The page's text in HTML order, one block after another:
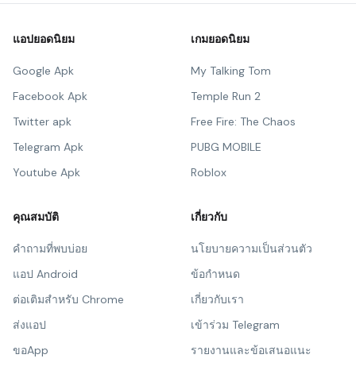
แอปยอดนิยม
Google Apk
Facebook Apk
Twitter apk
Telegram Apk
Youtube Apk
เกมยอดนิยม
My Talking Tom
Temple Run 2
Free Fire: The Chaos
PUBG MOBILE
Roblox
คุณสมบัติ
คำถามที่พบบ่อย
แอป Android
ต่อเติมสำหรับ Chrome
ส่งแอป
ขอApp
เกี่ยวกับ
นโยบายความเป็นส่วนตัว
ข้อกำหนด
เกี่ยวกับเรา
เข้าร่วม Telegram
รายงานและข้อเสนอแนะ